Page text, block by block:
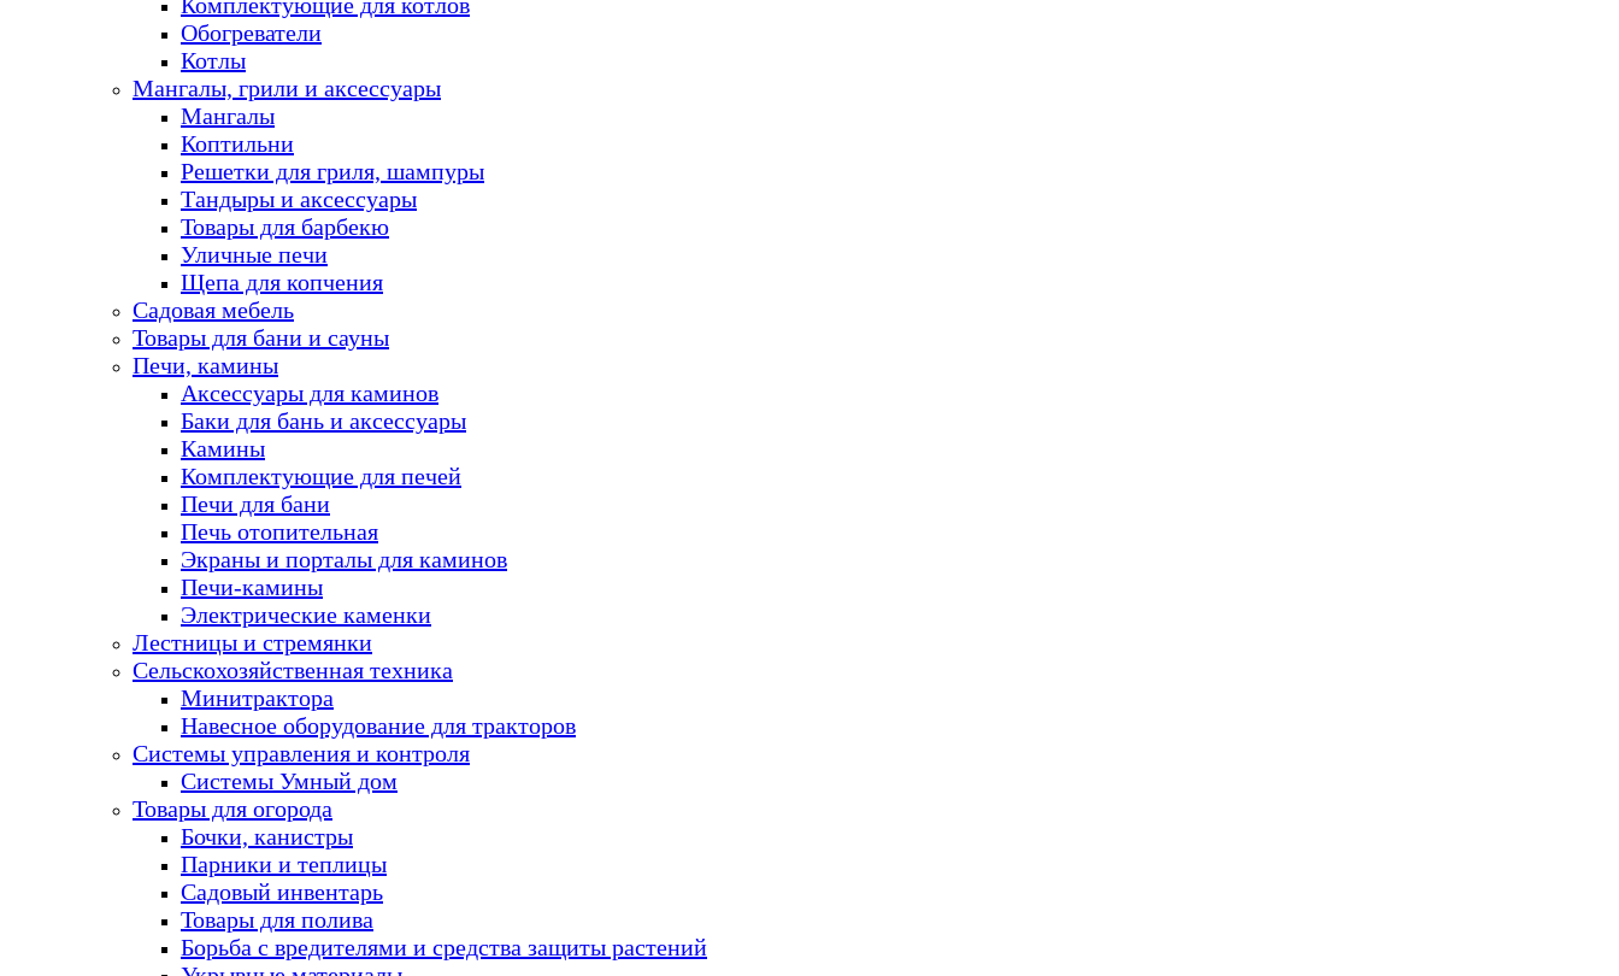
Обогреватели
Котлы
Мангалы, грили и аксессуары
Мангалы
Коптильни
Решетки для гриля, шампуры
Тандыры и аксессуары
Товары для барбекю
Уличные печи
Щепа для копчения
Садовая мебель
Товары для бани и сауны
Печи, камины
Аксессуары для каминов
Баки для бань и аксессуары
Камины
Комплектующие для печей
Печи для бани
Печь отопительная
Экраны и порталы для каминов
Печи-камины
Электрические каменки
Лестницы и стремянки
Сельскохозяйственная техника
Минитрактора
Навесное оборудование для тракторов
Системы управления и контроля
Системы Умный дом
Товары для огорода
Бочки, канистры
Парники и теплицы
Садовый инвентарь
Товары для полива
Борьба с вредителями и средства защиты растений